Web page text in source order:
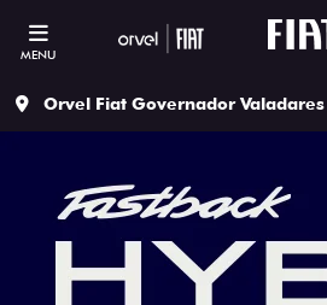
MENU
Orvel Fiat Governador Valadares